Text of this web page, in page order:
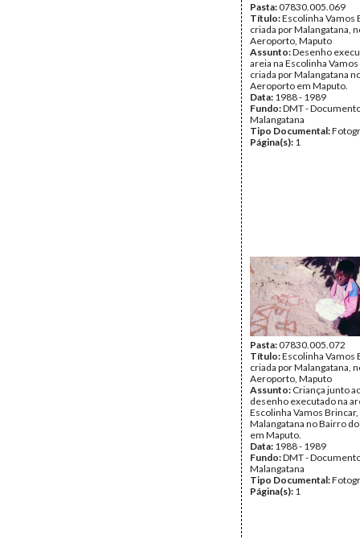
Pasta:07830.005.069
Título:Escolinha Vamos
criada por Malangatana,
Aeroporto, Maputo
Assunto:Desenho
areia na Escolinha
criada por Malangatana
Aeroporto em Maputo.
Data: 1988 - 1989
Fundo:DMT -
Malangatana
Tipo Documental:
Página(s): 1
Pasta:07830.005.072
Título:Escolinha Vamos
criada por Malangatana,
Aeroporto, Maputo
Assunto: Criança junto
desenho executado na
Escolinha Vamos
Malangatana no Bairro
em Maputo.
Data: 1988 - 1989
Fundo:DMT -
Malangatana
Tipo Documental:
Página(s): 1